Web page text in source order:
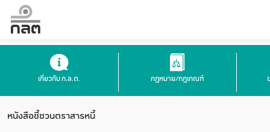
เกี่ยวกับ ก.ล.ต. กฎหมาย/กฎเกณฑ์
หนังสือชี้ชวนตราสารหนี้